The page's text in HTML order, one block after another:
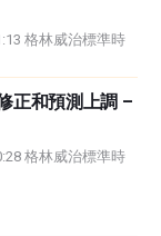
格林威治標準時
正和預測上調 –
格林威治標準時